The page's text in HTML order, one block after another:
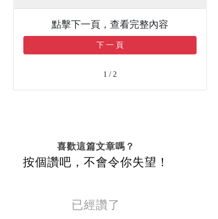
點擊下一頁，查看完整內容
下 一 頁
1 / 2
喜歡這篇文章嗎？
按個讚吧，不會令你失望！
已經讚了